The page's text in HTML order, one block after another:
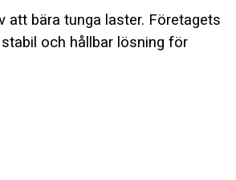
att bära tunga laster. Företagets
och hållbar lösning för